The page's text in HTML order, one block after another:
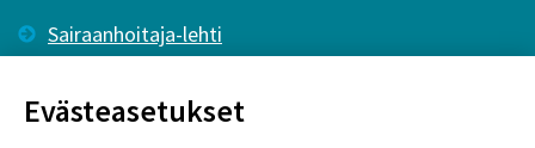
Sairaanhoitaja-lehti
Evästeasetukset